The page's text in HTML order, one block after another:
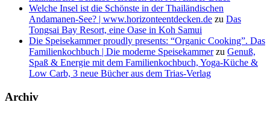
Welche Insel ist die Schönste in der Thailändischen
Andamanen-See? | www.horizonteentdecken.de zu Das
Tongsai Bay Resort, eine Oase in Koh Samui
Die Speisekammer proudly presents: “Organic Cooking”. Das
Familienkochbuch | Die moderne Speisekammerzu Genuß,
Spaß & Energie mit dem Familienkochbuch, Yoga-Küche &
Low Carb, 3 neue Bücher aus dem Trias-Verlag
Archiv